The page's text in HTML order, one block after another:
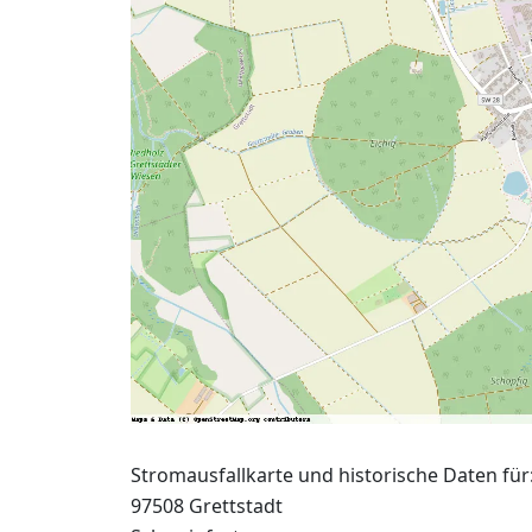
Stromausfallkarte und historische Daten
97508 Grettstadt